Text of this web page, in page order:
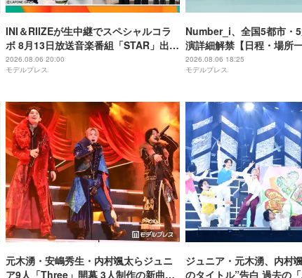
INI＆RIIZEが生中継でスペシャルコラ
ボ 8月13日放送音楽番組「STAR」出演
アーティスト発表
2026.08.06 20:00
モデルプレス
Number_i、全国5都市・
演詳細解禁【日程・場所一
2026.08.06 18:25
モデルプレス
元木湧・安嶋秀生・内村颯太らジュニ
ア9人「Three」開幕 3人制作の新曲＆
ジュニア・元木湧、内村
のタイトル”告白 過去の